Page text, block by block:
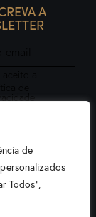
de
Todos",
A